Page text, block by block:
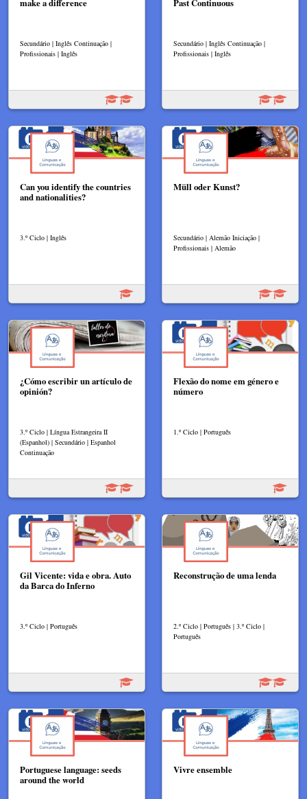
make a difference
Secundário | Inglês Continuação |
Profissionais | Inglês
Past Continuous
Secundário | Inglês Continuação |
Profissionais | Inglês
Can you identify the countries
and nationalities?
3.º Ciclo | Inglês
Müll oder Kunst?
Secundário | Alemão Iniciação |
Profissionais | Alemão
¿Cómo escribir un artículo de
opinión?
3.º Ciclo | Língua Estrangeira II
(Espanhol) | Secundário | Espanhol
Continuação
Flexão do nome em género e
número
1.º Ciclo | Português
Gil Vicente: vida e obra. Auto
da Barca do Inferno
3.º Ciclo | Português
Reconstrução de uma lenda
2.º Ciclo | Português | 3.º Ciclo |
Português
Portuguese language: seeds
around the world
Vivre ensemble​